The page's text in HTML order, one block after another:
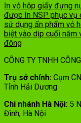
In vỏ hộp giấy đựng
được In NSP phục vụ
sử dụng ấn phẩm vỏ
biệt vào dịp cuối năm
đông
CÔNG TY TNHH
Trụ sở chính: Cụm
Tỉnh Hải Dương
Chi nhánh Hà Nội: 5
Đình, Hà Nội